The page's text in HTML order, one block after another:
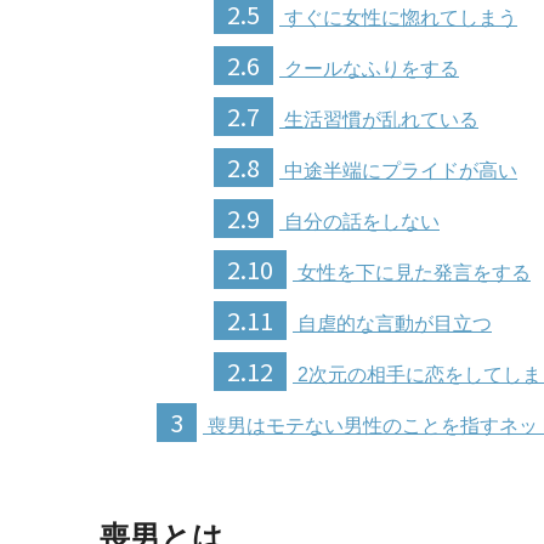
2.5 すぐに女性に惚れてしまう
2.6 クールなふりをする
2.7 生活習慣が乱れている
2.8 中途半端にプライドが高い
2.9 自分の話をしない
2.10 女性を下に見た発言をする
2.11 自虐的な言動が目立つ
2.12 2次元の相手に恋をしてしま
3 喪男はモテない男性のことを指すネッ
喪男とは